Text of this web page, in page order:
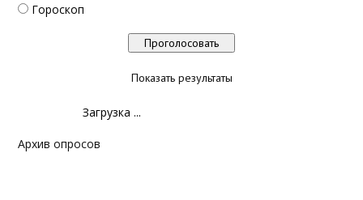
Гороскоп
Показать результаты
Загрузка ...
Архив опросов